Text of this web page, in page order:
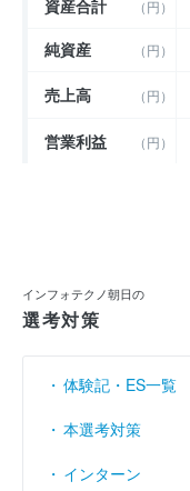
資産合計 （円）
純資産 （円）
売上高 （円）
営業利益 （円）
売上伸び率
営業利益率 （％）
経常利益率 （％）
インフォテクノ朝日の
選考対策
体験記・ES一覧
本選考対策
インターン